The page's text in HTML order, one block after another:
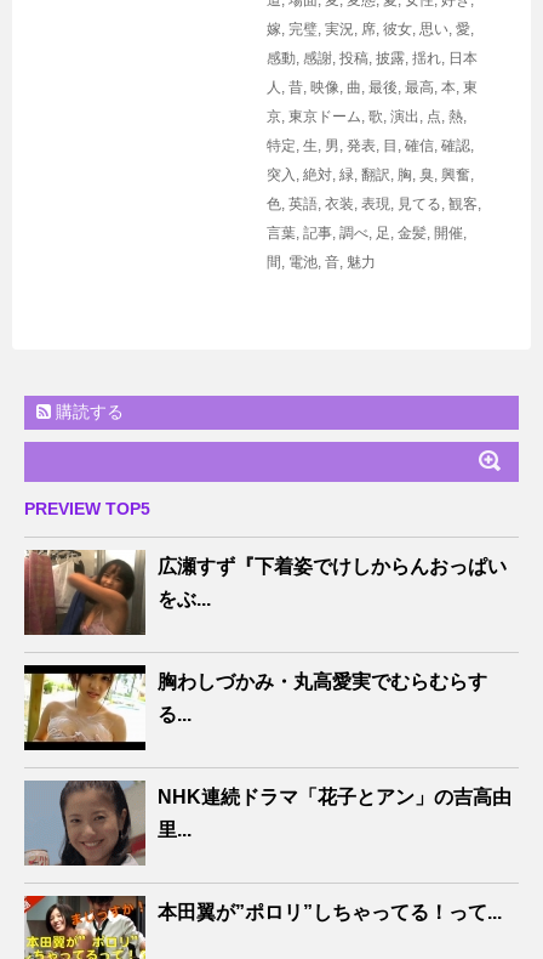
嫁, 完璧, 実況, 席, 彼女, 思い, 愛,
感動, 感謝, 投稿, 披露, 揺れ, 日本
人 , 昔, 映像, 曲, 最後, 最高, 本, 東
京, 東京ドーム, 歌, 演出 , 点, 熱,
特定, 生, 男, 発表, 目 , 確信, 確認,
突入 , 絶対, 緑, 翻訳, 胸, 臭, 興奮,
色, 英語, 衣装, 表現, 見てる, 観客,
言葉, 記事, 調べ, 足 , 金髪, 開催,
間 , 電池, 音, 魅力
購読する
PREVIEW TOP5
広瀬すず『下着姿でけしからんおっぱい
をぶ...
胸わしづかみ・丸高愛実でむらむらす
る...
NHK連続ドラマ「花子とアン」の吉高由
里...
本田翼が”ポロリ”しちゃってる！って...